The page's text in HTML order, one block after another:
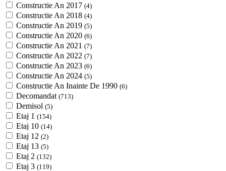
Constructie An 2017 (4)
Constructie An 2018 (4)
Constructie An 2019 (5)
Constructie An 2020 (6)
Constructie An 2021 (7)
Constructie An 2022 (7)
Constructie An 2023 (6)
Constructie An 2024 (5)
Constructie An Inainte De 1990 (6)
Decomandat (713)
Demisol (5)
Etaj 1 (154)
Etaj 10 (14)
Etaj 12 (2)
Etaj 13 (5)
Etaj 2 (132)
Etaj 3 (119)